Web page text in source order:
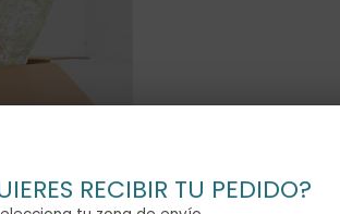
RECIBIR TU PEDIDO?